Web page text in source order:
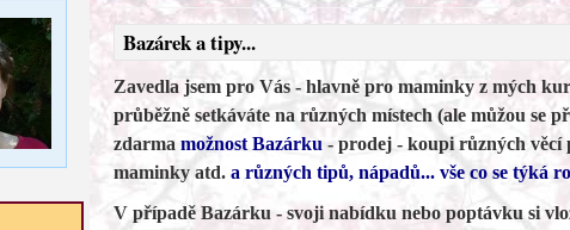
Bazárek a tipy...
Zavedla jsem pro Vás - hlavně pro maminky z mých
průběžně setkáváte na různých místech (ale můžou se
zdarma možnost Bazárku - prodej - koupi různých
maminky atd. a různých tipů, nápadů... vše co se týká
V případě Bazárku - svoji nabídku nebo poptávku si